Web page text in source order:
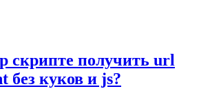
скрипте получить url
без куков и js?